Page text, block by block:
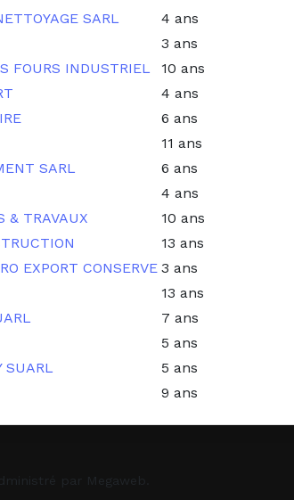
SARL
4 ans
3 ans
FOURS INDUSTRIEL
10 ans
4 ans
6 ans
11 ans
SARL
6 ans
4 ans
& TRAVAUX
10 ans
13 ans
EXPORT CONSERVE 3 ans
13 ans
7 ans
5 ans
SUARL
5 ans
9 ans
par Megaweb